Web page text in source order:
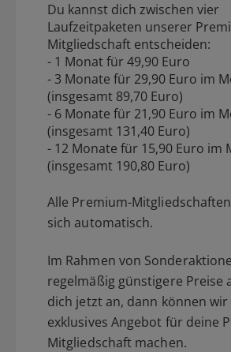
Du kannst dich zwischen vier
Laufzeitpaketen unserer
Mitgliedschaft entscheiden:
- 1 Monat für 49,90 Euro
- 3 Monate für 29,90 Euro im
(insgesamt 89,70 Euro)
- 6 Monate für 21,90 Euro im
(insgesamt 131,40 Euro)
- 12 Monate für 15,90 Euro im
(insgesamt 190,80 Euro)
Alle Premium-
sich automatisch.
Im Rahmen von
regelmäßig günstigere Preise
dich jetzt an, dann können
exklusives Angebot für deine
Mitgliedschaft machen.